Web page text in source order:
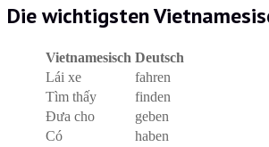
Die wichtigsten
Vietnamesisch Deutsch
Lái xe
fahren
Tìm thấy
finden
Đưa cho
geben
Có
haben